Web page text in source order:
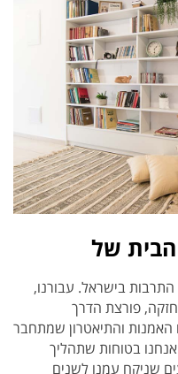
הבית של
בישראל. עבורנו,
פורצת הדרך
והתיאטרון שמתחבר
בטוחות שתהליך
שניקח עמנו לשנים